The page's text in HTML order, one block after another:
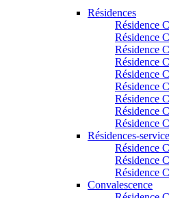
Résidences
Résidence
Résidence
Résidence
Résidence
Résidence
Résidence
Résidence
Résidence
Résidence
Résidences-
Résidence
Résidence
Résidence
Convalescence